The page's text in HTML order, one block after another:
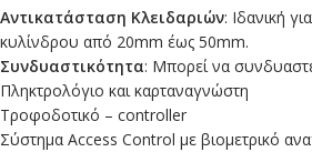
Αντικατάσταση Κλειδαριών: Ιδανική
κυλίνδρου από 20mm έως 50mm.
Συνδυαστικότητα: Μπορεί να
Πληκτρολόγιο και καρταναγνώστη
Τροφοδοτικό – controller
Σύστημα Access Control με βιομετρικό